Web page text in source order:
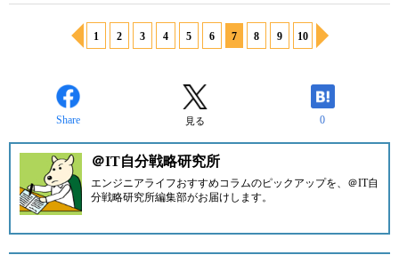
1 2 3 4 5 6 7 8 9 10
Share 見る 0
＠IT自分戦略研究所
エンジニアライフおすすめコラムのピックアップを、 ＠IT自
分戦略研究所編集部がお届けします。